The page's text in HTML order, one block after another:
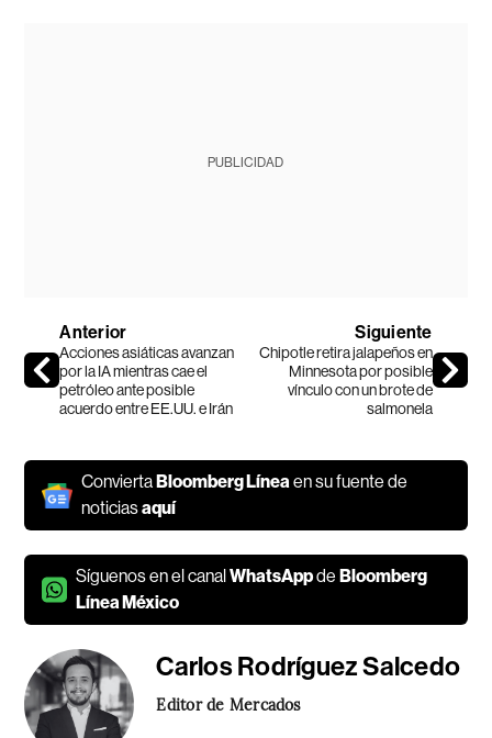
PUBLICIDAD
Anterior
Acciones asiáticas avanzan
por la IA mientras cae el
petróleo ante posible
acuerdo entre EE.UU. e Irán
Siguiente
Chipotle retira jalapeños en
Minnesota por posible
vínculo con un brote de
salmonela
Convierta Bloomberg Líneaen su fuente de
noticiasaquí
Síguenos en el canalWhatsAppde Bloomberg
Línea México
Carlos Rodríguez Salcedo
Editor de Mercados